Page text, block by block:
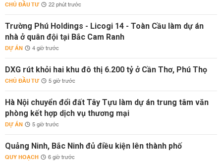
CHỦ ĐẦU TƯ 22 phút trước
Trường Phú Holdings - Licogi 14 - Toàn Cầu làm dự án
nhà ở quân đội tại Bắc Cam Ranh
DỰ ÁN 4 giờ trước
DXG rút khỏi hai khu đô thị 6.200 tỷ ở Cần Thơ, Phú Thọ
CHỦ ĐẦU TƯ 5 giờ trước
Hà Nội chuyển đổi đất Tây Tựu làm dự án trung tâm văn
phòng kết hợp dịch vụ thương mại
DỰ ÁN 5 giờ trước
Quảng Ninh, Bắc Ninh đủ điều kiện lên thành phố
QUY HOẠCH 6 giờ trước